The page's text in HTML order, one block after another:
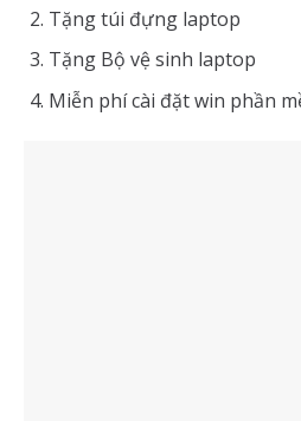
Tặng túi đựng laptop
Tặng Bộ vệ sinh laptop
Miễn phí cài đặt win phần